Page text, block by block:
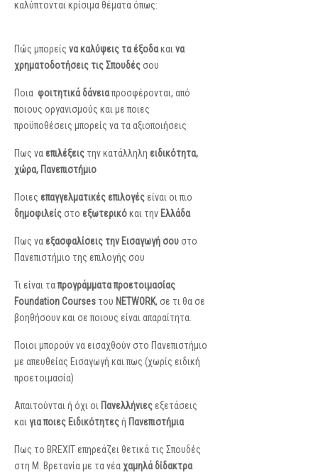
καλύπτονται κρίσιμα θέματα όπως:
Πώς μπορείς να καλύψεις τα έξοδακαι να
χρηματοδοτήσεις τις Σπουδές σου
Ποια φοιτητικά δάνειαπροσφέρονται, από
ποιους οργανισμούς και με ποιες
προϋποθέσεις μπορείς να τα αξιοποιήσεις
Πως να επιλέξεις την κατάλληλη ειδικότητα,
χώρα, Πανεπιστήμιο
Ποιες επαγγελματικές επιλογές είναι οι πιο
δημοφιλείς στο εξωτερικόκαι την Ελλάδα
Πως να εξασφαλίσεις την Εισαγωγή σου στο
Πανεπιστήμιο της επιλογής σου
Τι είναι ταπρογράμματα προετοιμασίας
Foundation Courses του NETWORK, σε τι θα σε
βοηθήσουν και σε ποιους είναι απαραίτητα.
Ποιοι μπορούν να εισαχθούν στο Πανεπιστήμιο
με απευθείας Εισαγωγή και πως (χωρίς ειδική
προετοιμασία)
Απαιτούνται ή όχι οι Πανελλήνιες εξετάσεις
και για ποιες Ειδικότητεςή Πανεπιστήμια
Πως το BREXIT επηρεάζει θετικά τις Σπουδές
στη Μ. Βρετανία με τα νέαχαμηλά δίδακτρα